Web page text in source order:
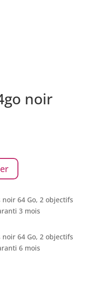
noir
64 Go, 2 objectifs
3 mois
64 Go, 2 objectifs
6 mois